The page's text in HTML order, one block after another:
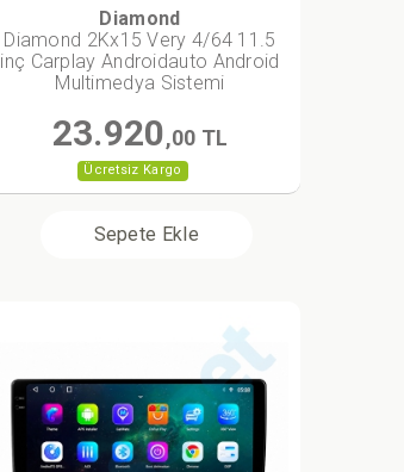
Ücretsiz Kargo
Diamond
Diamond 2Kx15 Very 4/64 11.5
inç Carplay Androidauto Android
Multimedya Sistemi
23.920,00 TL
Sepete Ekle